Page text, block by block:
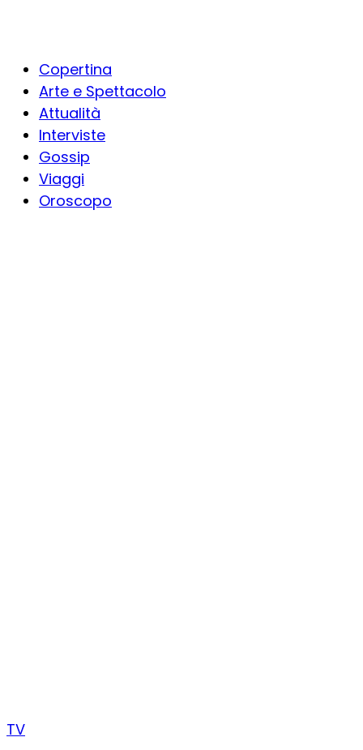
Copertina
Arte e Spettacolo
Attualità
Interviste
Gossip
Viaggi
Oroscopo
TV